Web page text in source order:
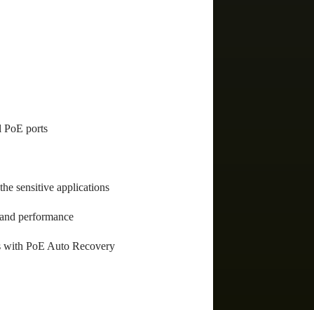
PoE ports
sensitive applications
performance
with PoE Auto Recovery